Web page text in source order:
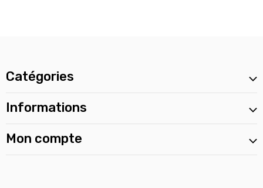
Catégories
Informations
Mon compte